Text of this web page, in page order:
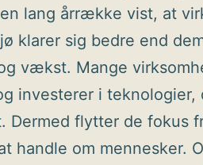
lang årrække vist, at
klarer sig bedre end
vækst. Mange
investerer i teknologier,
Dermed flytter de fokus
handle om mennesker.